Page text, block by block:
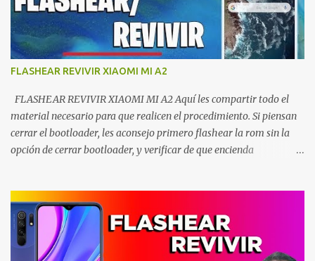
FLASHEAR REVIVIR XIAOMI MI A2
FLASHEAR REVIVIR XIAOMI MI A2 Aquí les compartir todo el
material necesario para que realicen el procedimiento. Si piensan
cerrar el bootloader, les aconsejo primero flashear la rom sin la
opción de cerrar bootloader, y verificar de que encienda
exactamente como en el vídeo por favor. EL SIGUIENTE VÍDEO ES
UNA GUÍA VISUAL: ENLACES DE DESCARGA MI FLASH(xiaomi
flashing Tool) CLICK AQUI ROM(no importa si la versión es
diferente a la del vídeo, se descargan la ultima disponible) CLICK